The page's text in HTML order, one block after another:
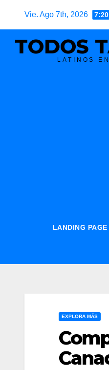
Vie. Ago 7th, 2026
TODOS
LATINOS
LANDING
EXPLORA MÁS